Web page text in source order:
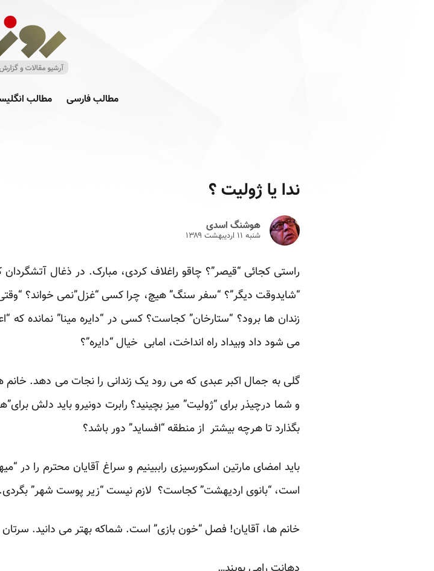
مطالب فارسی مطالب
ندا یا ژولیت ؟
هوشنگ اسدی
شنبه ۱۱ ارديبهشت ۱۳۸۹
راستی کجائی “قیصر”؟ چاقو راغلاف کردی، مبارک. در ذغال آتشگردان
“شایدوقت دیگر”؟ “سفر سنگ” هیچ، چرا کسی “غزل”نمی خواند؟
زندان ها برود؟ “ستارخان” کجاست؟ کسی در “دایره مینا” نمانده
می شود داد وبیداد راه انداخت، امابی خیال “دایره”؟
گلی به جمال اکبر عبدی که می رود یک زندانی را نجات می دهد. خانم
و شما درچیذر برای “ژولیت” میز بچینید؟ رابرت دونیرو باید دلش
بگذارد تا هرچه بیشتر از منطقه “افساید” دور باشد؟
باید امضای مارتین اسکورسیزی راببینیم و سراغ آقایان محترم را
است، “بانوی اردیهشت” کجاست؟ لازم نیست “زیر پوست شهر”
خانم ها، آقایان! فصل “خون بازی” است. شماکه بهتر می دانید. سرتان را